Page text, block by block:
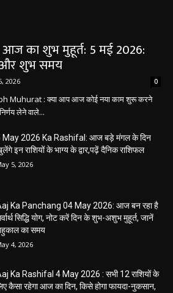
आज का शुभ मुहूर्त: 5 मई 2026:
और शुभ समय
2026 0
Muhurat : क्या आप आज कोई नया काम शुरू करने
लेने वाले...
May 2026 Ka Rashifal: आज बड़े मंगल के दिन
इन राशियों के भाग्य के द्वार,पढ़ें दैनिक राशिफल
5, 2026
Ka Panchang 04 May 2026: आज बन रहा है
सिद्धि योग, नोट करें दिन के शुभ-अशुभ मुहूर्त, जानें
का समय
4, 2026
Ka Rashifal 4 May 2026 : सभी 12 राशियों के
कैसा रहेगा आज का दिन, किसे होगा फायदा-नुकसान,